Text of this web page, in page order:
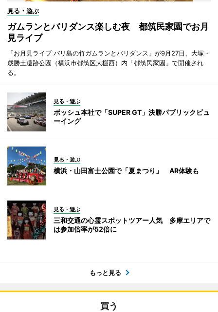
見る・遊ぶ
ガムランとバリダンス楽しむ夜 都筑民家園でお月
見ライブ
「お月見ライブ バリ島の竹ガムランとバリダンス」が9月27日、大塚・
歳勝土遺跡公園（横浜市都筑区大棚西）内「都筑民家園」で開催され
る。
見る・遊ぶ
ボッシュ本社で「SUPER GT」決勝パブリックビュ
ーイング
見る・遊ぶ
横浜・山田富士公園で「夏まつり」 AR体験も
見る・遊ぶ
三和交通の心霊スポットツアー人気 多摩エリアで
は参加倍率が52倍に
もっと見る
買う